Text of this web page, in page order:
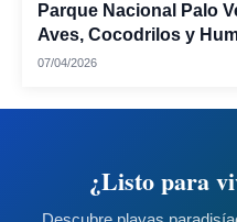
Horchata:
Parque Nacional Palo
Aves, Cocodrilos y
07/04/2026
¿Listo para